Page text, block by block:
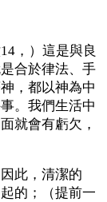
，）這是與良
合於律法、手
，都以神為中
。我們生活中
就會有虧欠，
此，清潔的
的；（提前一